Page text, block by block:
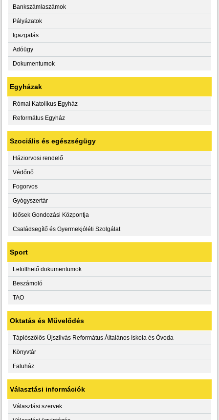
Bankszámlaszámok
Pályázatok
Igazgatás
Adóügy
Dokumentumok
Egyházak
Római Katolikus Egyház
Református Egyház
Szociális és egészségügy
Háziorvosi rendelő
Védőnő
Fogorvos
Gyógyszertár
Idősek Gondozási Központja
Családsegítő és Gyermekjóléti Szolgálat
Sport
Letölthető dokumentumok
Beszámoló
TAO
Oktatás és Művelődés
Tápiószőlős-Újszilvás Református Általános Iskola és Óvoda
Könyvtár
Faluház
Választási információk
Választási szervek